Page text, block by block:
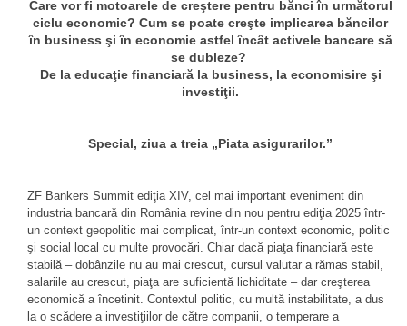
Care vor fi motoarele de creştere pentru bănci în următorul
ciclu economic? Cum se poate creşte implicarea băncilor
în business şi în economie astfel încât activele bancare să
se dubleze?
De la educaţie financiară la business, la economisire şi
investiţii.
Special, ziua a treia „Piata asigurarilor.”
ZF Bankers Summit ediţia XIV, cel mai important eveniment din
industria bancară din România revine din nou pentru ediţia 2025 într-
un context geopolitic mai complicat, într-un context economic, politic
şi social local cu multe provocări. Chiar dacă piaţa financiară este
stabilă – dobânzile nu au mai crescut, cursul valutar a rămas stabil,
salariile au crescut, piaţa are suficientă lichiditate – dar creşterea
economică a încetinit. Contextul politic, cu multă instabilitate, a dus
la o scădere a investiţiilor de către companii, o temperare a